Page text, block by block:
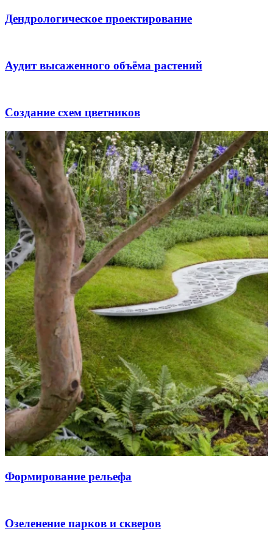
Дендрологическое проектирование
Аудит высаженного объёма растений
Создание схем цветников
Формирование рельефа
Озеленение парков и скверов